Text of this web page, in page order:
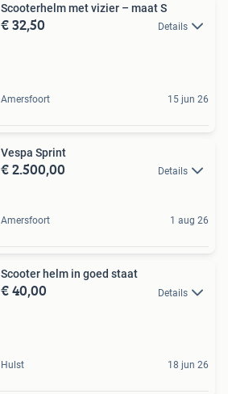
Scooterhelm met vizier – maat S
€ 32,50 Details
Amersfoort 15 jun 26
Vespa Sprint
€ 2.500,00 Details
Amersfoort 1 aug 26
Scooter helm in goed staat
€ 40,00 Details
Hulst 18 jun 26